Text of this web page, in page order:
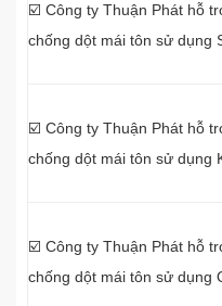
☑️ Công ty Thuận Phát hỗ
chống dột mái tôn sử dụng
☑️ Công ty Thuận Phát hỗ
chống dột mái tôn sử dụng
☑️ Công ty Thuận Phát hỗ
chống dột mái tôn sử dụng